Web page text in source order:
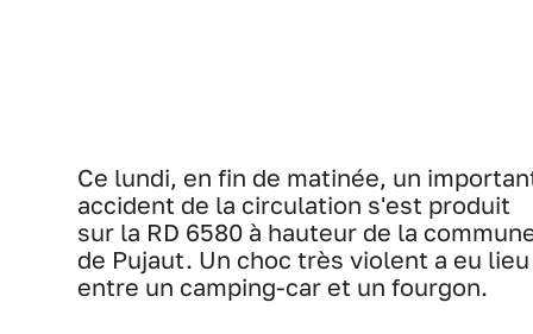
Ce lundi, en fin de matinée, un
accident de la circulation s'est produit
sur la RD 6580 à hauteur de la
de Pujaut. Un choc très violent a eu lieu
entre un camping-car et un fourgon.